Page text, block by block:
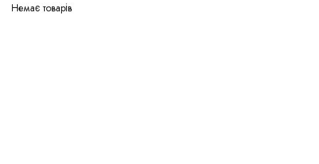
Немає товарів